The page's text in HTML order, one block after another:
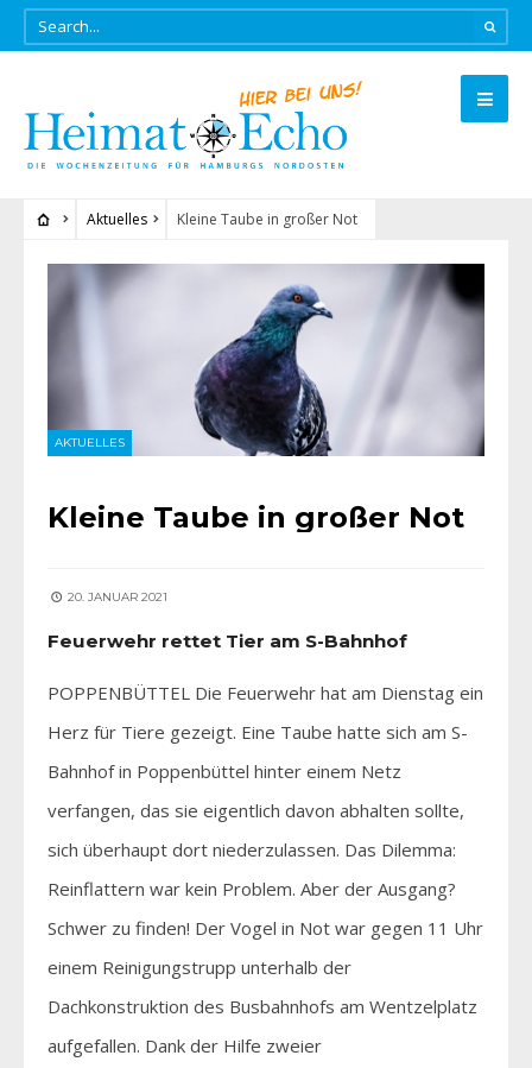
Aktuelles Kleine Taube in großer Not
AKTUELLES
Kleine Taube in großer Not
20. JANUAR 2021
Feuerwehr rettet Tier am S-Bahnhof
POPPENBÜTTEL Die Feuerwehr hat am Dienstag ein
Herz für Tiere gezeigt. Eine Taube hatte sich am S-
Bahnhof in Poppenbüttel hinter einem Netz
verfangen, das sie eigentlich davon abhalten sollte,
sich überhaupt dort niederzulassen. Das Dilemma:
Reinflattern war kein Problem. Aber der Ausgang?
Schwer zu finden! Der Vogel in Not war gegen 11 Uhr
einem Reinigungstrupp unterhalb der
Dachkonstruktion des Busbahnhofs am Wentzelplatz
aufgefallen. Dank der Hilfe zweier